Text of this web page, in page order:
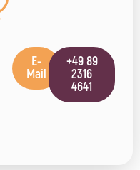
E-
Mail
+49 89
2316
4641